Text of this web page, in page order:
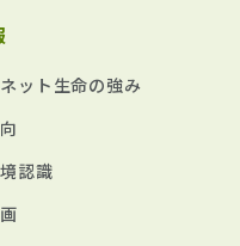
ット生命の強み
認識